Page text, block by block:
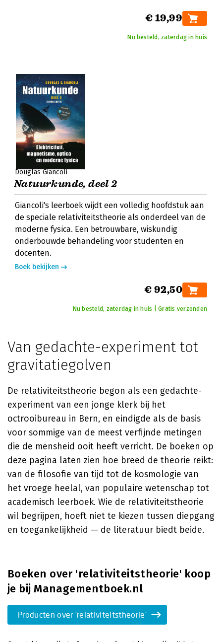
€ 19,99
Nu besteld, zaterdag in huis
Douglas Giancoli
Natuurkunde, deel 2
Giancoli's leerboek wijdt een volledig hoofdstuk aan
de speciale relativiteitstheorie als onderdeel van de
moderne fysica. Een betrouwbare, wiskundig
onderbouwde behandeling voor studenten en
docenten.
Boek bekijken
€ 92,50
Nu besteld, zaterdag in huis | Gratis verzonden
Van gedachte-experiment tot
gravitatiegolven
De relativiteitstheorie begon als een gedachte-
experiment van een jonge klerk bij het
octrooibureau in Bern, en eindigde als de basis
voor sommige van de meest verfijnde metingen
die de mensheid ooit heeft verricht. De boeken op
deze pagina laten zien hoe breed de theorie reikt:
van de filosofie van tijd tot de kosmologie van
het vroege heelal, van populaire wetenschap tot
academisch leerboek. Wie de relativiteitstheorie
wil begrijpen, hoeft niet te kiezen tussen diepgang
en toegankelijkheid — de literatuur biedt beide.
Boeken over 'relativiteitstheorie' koop
je bij Managementboek.nl
Producten over 'relativiteitstheorie'